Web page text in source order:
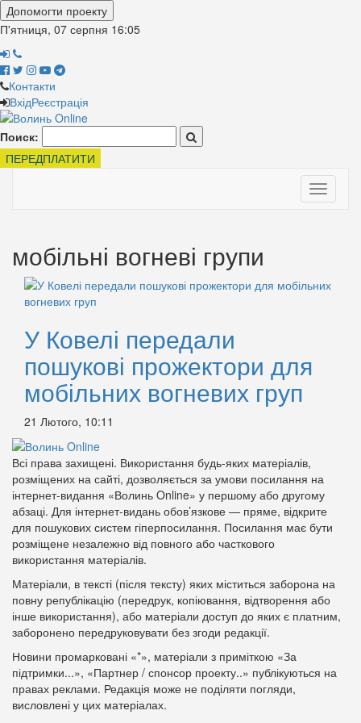
Допомогти проекту
П'ятниця, 07 серпня 16:05
Контакти
ВхідРеєстрація
Поиск:
ПЕРЕДПЛАТИТИ
Toggle
мобільні вогневі групи
У Ковелі передали
пошукові прожектори для
мобільних вогневих груп
21 Лютого, 10:11
Всі права захищені. Використання будь-яких матеріалів,
розміщених на сайті, дозволяється за умови посилання на
інтернет-видання «Волинь Online» у першому або другому
абзаці. Для інтернет-видань обов’язкове — пряме, відкрите
для пошукових систем гіперпосилання. Посилання має бути
розміщене незалежно від повного або часткового
використання матеріалів.
Матеріали, в тексті (після тексту) яких міститься заборона на
повну републікацію (передрук, копіювання, відтворення або
інше використання), або матеріали доступ до яких є платним,
заборонено передруковувати без згоди редакції.
Новини промарковані «*», матеріали з приміткою «За
підтримки...», «Партнер / спонсор проекту..» публікуються на
правах реклами. Редакція може не поділяти погляди,
висловлені у цих матеріалах.